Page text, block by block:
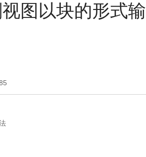
图以块的形式输